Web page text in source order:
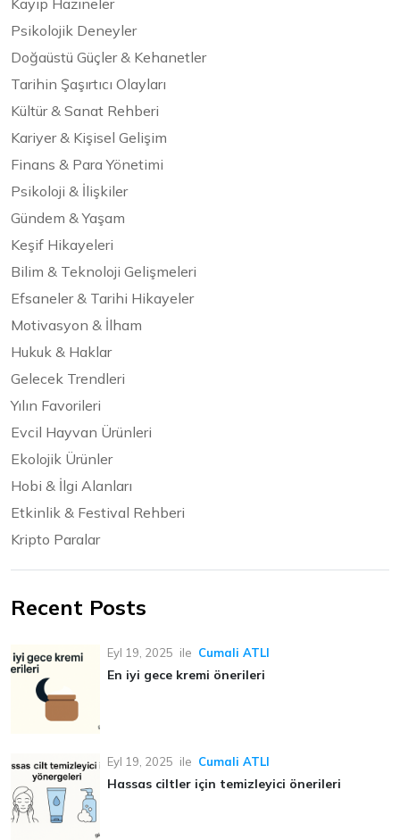
Kayıp Hazineler
Psikolojik Deneyler
Doğaüstü Güçler & Kehanetler
Tarihin Şaşırtıcı Olayları
Kültür & Sanat Rehberi
Kariyer & Kişisel Gelişim
Finans & Para Yönetimi
Psikoloji & İlişkiler
Gündem & Yaşam
Keşif Hikayeleri
Bilim & Teknoloji Gelişmeleri
Efsaneler & Tarihi Hikayeler
Motivasyon & İlham
Hukuk & Haklar
Gelecek Trendleri
Yılın Favorileri
Evcil Hayvan Ürünleri
Ekolojik Ürünler
Hobi & İlgi Alanları
Etkinlik & Festival Rehberi
Kripto Paralar
Recent Posts
Eyl 19, 2025 ile Cumali ATLI
En iyi gece kremi önerileri
Eyl 19, 2025 ile Cumali ATLI
Hassas ciltler için temizleyici önerileri